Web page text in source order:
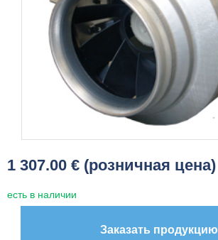
1 307.00 € (розничная цена)
есть в наличии
Заказать продукцию